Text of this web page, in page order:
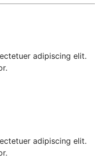
adipiscing elit.
adipiscing elit.